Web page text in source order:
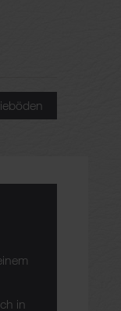
in